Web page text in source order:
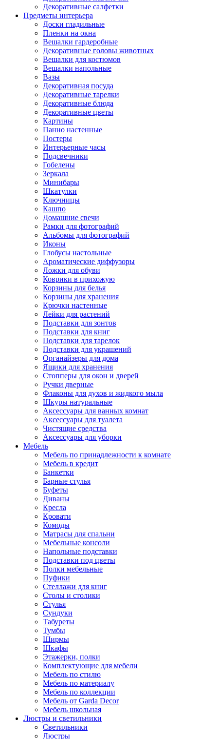
Декоративные салфетки
Предметы интерьера
Доски гладильные
Пленки на окна
Вешалки гардеробные
Декоративные головы животных
Вешалки для костюмов
Вешалки напольные
Вазы
Декоративная посуда
Декоративные тарелки
Декоративные блюда
Декоративные цветы
Картины
Панно настенные
Постеры
Интерьерные часы
Подсвечники
Гобелены
Зеркала
Минибары
Шкатулки
Ключницы
Кашпо
Домашние свечи
Рамки для фотографий
Альбомы для фотографий
Иконы
Глобусы настольные
Ароматические диффузоры
Ложки для обуви
Коврики в прихожую
Корзины для белья
Корзины для хранения
Крючки настенные
Лейки для растений
Подставки для зонтов
Подставки для книг
Подставки для тарелок
Подставки для украшений
Органайзеры для дома
Ящики для хранения
Стопперы для окон и дверей
Ручки дверные
Флаконы для духов и жидкого мыла
Шкуры натуральные
Аксессуары для ванных комнат
Аксессуары для туалета
Чистящие средства
Аксессуары для уборки
Мебель
Мебель по принадлежности к комнате
Мебель в кредит
Банкетки
Барные стулья
Буфеты
Диваны
Кресла
Кровати
Комоды
Матрасы для спальни
Мебельные консоли
Напольные подставки
Подставки под цветы
Полки мебельные
Пуфики
Стеллажи для книг
Столы и столики
Стулья
Сундуки
Табуреты
Тумбы
Ширмы
Шкафы
Этажерки, полки
Комплектующие для мебели
Мебель по стилю
Мебель по материалу
Мебель по коллекции
Мебель от Garda Decor
Мебель школьная
Люстры и светильники
Светильники
Люстры